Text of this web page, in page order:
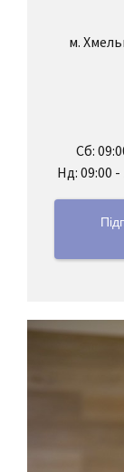
м.
Сб:
Нд: 09:00 -